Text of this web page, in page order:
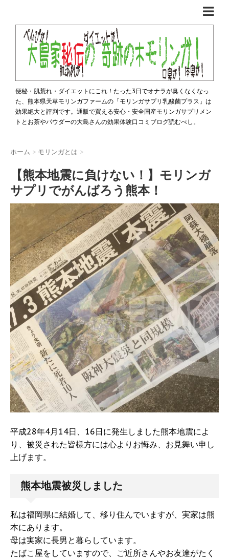
便秘・肌荒れ・ダイエットにこれ！たった3日でオナラが臭くなくなっ
た、熊本県天草モリンガファームの「モリンガサプリ乳酸菌プラス」は
効果絶大と評判です。通販で買える安心・安全国産モリンガサプリメン
トとお茶やパウダーの大島さんの効果体験口コミブログ読むべし。
ホーム > モリンガとは >
【熊本地震に負けない！】モリンガ
サプリでがんばろう熊本！
平成28年4月14日、16日に発生しました熊本地震によ
り、被災された皆様方には心よりお悔み、お見舞い申し
上げます。
熊本地震被災しました
私は福岡県に結婚して、移り住んでいますが、実家は熊
本にあります。
母は実家に長男と暮らしています。
たばこ屋をしていますので、ご近所さんやお友達がたく